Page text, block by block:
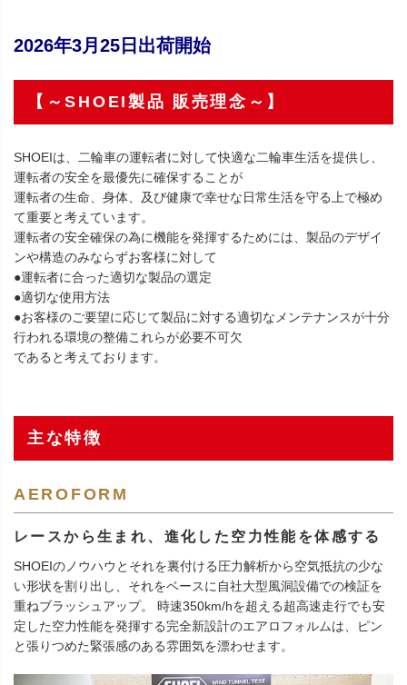
2026年3月25日出荷開始
【～SHOEI製品 販売理念～】
SHOEIは、二輪車の運転者に対して快適な二輪車生活を提供し、
運転者の安全を最優先に確保することが
運転者の生命、身体、及び健康で幸せな日常生活を守る上で極め
て重要と考えています。
運転者の安全確保の為に機能を発揮するためには、製品のデザイ
ンや構造のみならずお客様に対して
●運転者に合った適切な製品の選定
●適切な使用方法
●お客様のご要望に応じて製品に対する適切なメンテナンスが十分
行われる環境の整備これらが必要不可欠
であると考えております。
主な特徴
AEROFORM
レースから生まれ、進化した空力性能を体感する
SHOEIのノウハウとそれを裏付ける圧力解析から空気抵抗の少な
い形状を割り出し、それをベースに自社大型風洞設備での検証を
重ねブラッシュアップ。 時速350km/hを超える超高速走行でも安
定した空力性能を発揮する完全新設計のエアロフォルムは、ピン
と張りつめた緊張感のある雰囲気を漂わせます。